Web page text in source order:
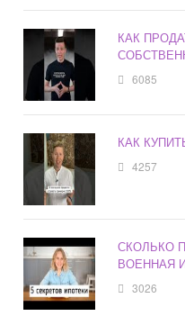
КАК
6085
КАК
4257
СКОЛЬКО
ВОЕННАЯ
3026